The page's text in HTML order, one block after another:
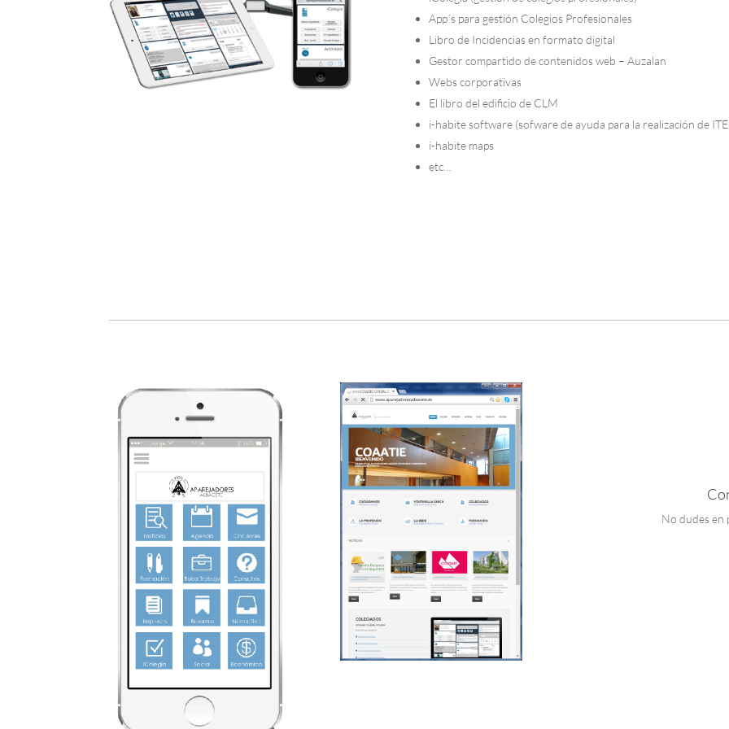
App´s para gestión Colegios Profesionales
Libro de Incidencias en formato digital
Gestor compartido de contenidos web – Auzalan
Webs corporativas
El libro del edificio de CLM
i-habite software (sofware de ayuda para la realización de
i-habite maps
etc…
No dudes en